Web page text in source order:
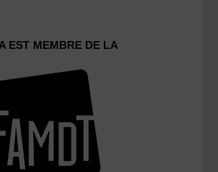
EST MEMBRE DE LA